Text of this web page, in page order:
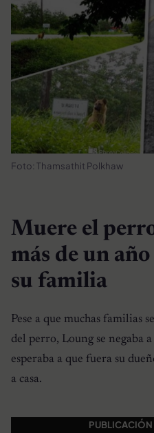
Foto: Thamsathit Polkhaw
Muere el
más de un
su familia
Pese a que muchas familias
del perro, Loung se negaba
esperaba a que fuera su
a casa.